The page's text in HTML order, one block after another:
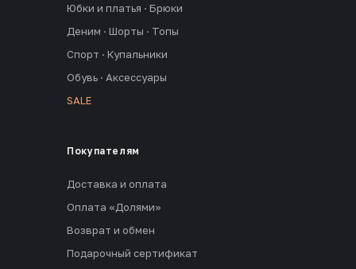
Юбки и платья · Брюки
Деним · Шорты · Топы
Спорт · Купальники
Обувь · Аксессуары
SALE
Покупателям
Доставка и оплата
Оплата «Долями»
Возврат и обмен
Подарочный сертификат